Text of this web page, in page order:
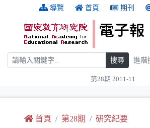
跳到主要內容 導覽 首頁 期刊
搜尋 搜尋 進階
第28期 2011-11
首頁 第28期
研究紀要